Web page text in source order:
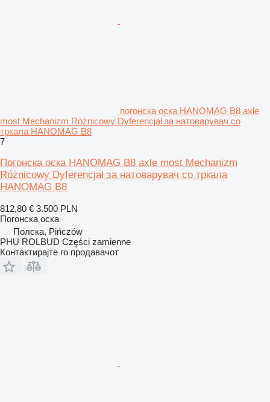
погонска оска HANOMAG B8 axle
most Mechanizm Różnicowy Dyferencjał за натоварувач со
тркала HANOMAG B8
7
Погонска оска HANOMAG B8 axle most Mechanizm
Różnicowy Dyferencjał за натоварувач со тркала
HANOMAG B8
812,80 € 3.500 PLN
Погонска оска
Полска, Pińczów
PHU ROLBUD Części zamienne
Контактирајте го продавачот